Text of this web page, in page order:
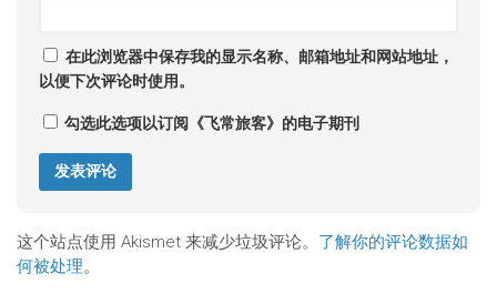
在此浏览器中保存我的显示名称、邮箱地址和网站地址，
以便下次评论时使用。
勾选此选项以订阅《飞常旅客》的电子期刊
这个站点使用 Akismet 来减少垃圾评论。 了解你的评论数据如
何被处理。